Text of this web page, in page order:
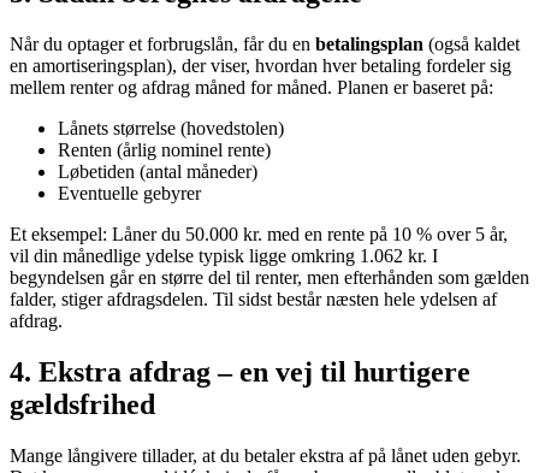
Når du optager et forbrugslån, får du en betalingsplan (også kaldet
en amortiseringsplan), der viser, hvordan hver betaling fordeler sig
mellem renter og afdrag måned for måned. Planen er baseret på:
Lånets størrelse (hovedstolen)
Renten (årlig nominel rente)
Løbetiden (antal måneder)
Eventuelle gebyrer
Et eksempel: Låner du 50.000 kr. med en rente på 10 % over 5 år,
vil din månedlige ydelse typisk ligge omkring 1.062 kr. I
begyndelsen går en større del til renter, men efterhånden som gælden
falder, stiger afdragsdelen. Til sidst består næsten hele ydelsen af
afdrag.
4. Ekstra afdrag – en vej til hurtigere
gældsfrihed
Mange långivere tillader, at du betaler ekstra af på lånet uden gebyr.